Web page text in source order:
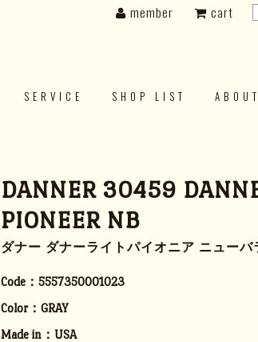
SERVICE SHOP LIST ABOUT
member cart
DANNER 30459
PIONEER NB
ダナー ダナーライトパイオニア ニューバ
Code： 5557350001023
Color： GRAY
Made in： USA